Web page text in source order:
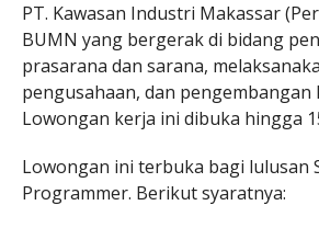
PT. Kawasan Industri Makassar
BUMN yang bergerak di bidang
prasarana dan sarana,
pengusahaan, dan pengembangan
Lowongan kerja ini dibuka hingga
Lowongan ini terbuka bagi lulusan
Programmer. Berikut syaratnya: